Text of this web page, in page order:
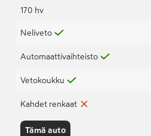
170 hv
Neliveto
Automaattivaihteisto
Vetokoukku
Kahdet renkaat
Tämä auto